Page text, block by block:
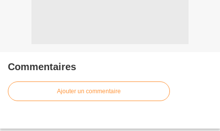
Commentaires
Ajouter un commentaire